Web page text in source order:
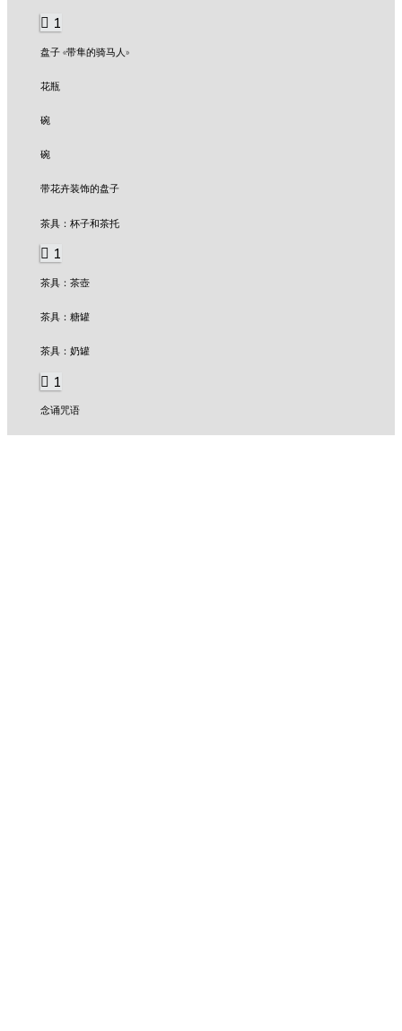
1
盘子 «带隼的骑马人»
花瓶
碗
碗
带花卉装饰的盘子
茶具：杯子和茶托
1
茶具：茶壺
茶具：糖罐
茶具：奶罐
1
念诵咒语